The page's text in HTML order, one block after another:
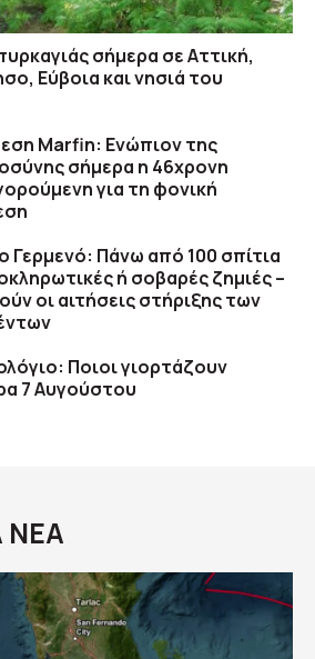
σήμερα σε Αττική,
Εύβοια και νησιά του
Marfin: Ενώπιον της
σήμερα η 46χρονη
για τη φονική
Γερμενό: Πάνω από 100 σπίτια
ή σοβαρές ζημιές –
οι αιτήσεις στήριξης των
Ποιοι γιορτάζουν
7 Αυγούστου
ΝΕΑ